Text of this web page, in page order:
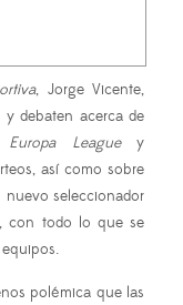
, Jorge Vicente,
debaten acerca de
Europa Leaguey
así como sobre
nuevo seleccionador
con todo lo que se
polémica que las